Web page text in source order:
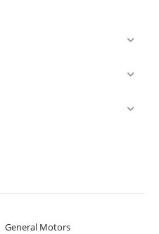
General Motors